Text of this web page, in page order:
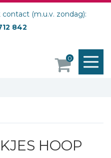
(m.u.v. zondag):
842
0
HOOP